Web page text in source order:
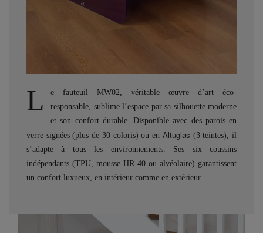
L
e fauteuil MW02, véritable œuvre d’art éco-
responsable, sublime l’espace par sa silhouette moderne
et son confort durable. Disponible avec des parois en
verre signées (plus de 30 coloris) ou en Altuglas (3 teintes), il
s’adapte à tous les environnements. Ses six coussins
indépendants (TPU, mousse HR 40 ou alvéolaire) garantissent
un confort luxueux, en intérieur comme en extérieur.